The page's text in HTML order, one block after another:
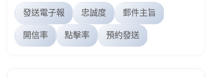
發送電子報 忠誠度 郵件主旨
開信率 點擊率 預約發送